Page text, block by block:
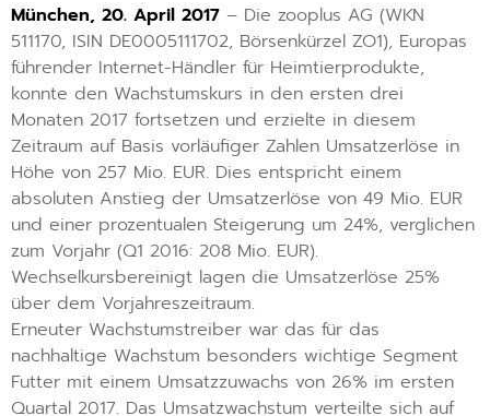
München, 20. April 2017 – Die zooplus AG (WKN
511170, ISIN DE0005111702, Börsenkürzel ZO1), Europas
führender Internet-Händler für Heimtierprodukte,
konnte den Wachstumskurs in den ersten drei
Monaten 2017 fortsetzen und erzielte in diesem
Zeitraum auf Basis vorläufiger Zahlen Umsatzerlöse in
Höhe von 257 Mio. EUR. Dies entspricht einem
absoluten Anstieg der Umsatzerlöse von 49 Mio. EUR
und einer prozentualen Steigerung um 24%, verglichen
zum Vorjahr (Q1 2016: 208 Mio. EUR).
Wechselkursbereinigt lagen die Umsatzerlöse 25%
über dem Vorjahreszeitraum.
Erneuter Wachstumstreiber war das für das
nachhaltige Wachstum besonders wichtige Segment
Futter mit einem Umsatzzuwachs von 26% im ersten
Quartal 2017. Das Umsatzwachstum verteilte sich auf